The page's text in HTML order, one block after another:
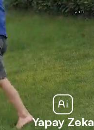
Yapay Zeka